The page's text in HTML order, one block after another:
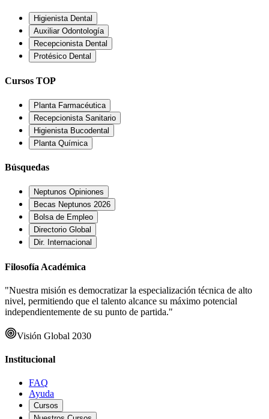
Higienista Dental
Auxiliar Odontología
Recepcionista Dental
Protésico Dental
Cursos TOP
Planta Farmacéutica
Recepcionista Sanitario
Higienista Bucodental
Planta Química
Búsquedas
Neptunos Opiniones
Becas Neptunos 2026
Bolsa de Empleo
Directorio Global
Dir. Internacional
Filosofía Académica
"Nuestra misión es democratizar la especialización técnica de alto
nivel, permitiendo que el talento alcance su máximo potencial
independientemente de su punto de partida."
Visión Global 2030
Institucional
FAQ
Ayuda
Cursos